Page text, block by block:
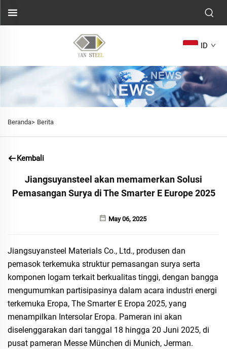
ID
Beranda> Berita
Kembali
Jiangsuyansteel akan memamerkan Solusi
Pemasangan Surya di The Smarter E Europe 2025
May 06, 2025
Jiangsuyansteel Materials Co., Ltd., produsen dan
pemasok terkemuka struktur pemasangan surya serta
komponen logam terkait berkualitas tinggi, dengan bangga
mengumumkan partisipasinya dalam acara industri energi
terkemuka Eropa, The Smarter E Eropa 2025, yang
menampilkan Intersolar Eropa. Pameran ini akan
diselenggarakan dari tanggal 18 hingga 20 Juni 2025, di
pusat pameran Messe München di Munich, Jerman.